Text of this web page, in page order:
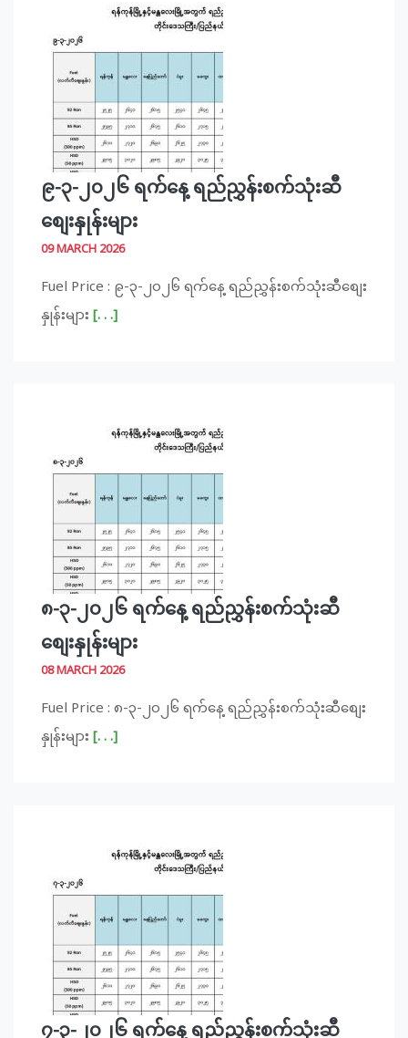
၉-၃-၂၀၂၆ ရက်နေ့ ရည်ညွှန်းစက်သုံးဆီ
စျေးနှုန်းများ
09 MARCH 2026
Fuel Price : ၉-၃-၂၀၂၆ ရက်နေ့ ရည်ညွှန်းစက်သုံးဆီစျေး
နှုန်းများ[. . .]
၈-၃-၂၀၂၆ ရက်နေ့ ရည်ညွှန်းစက်သုံးဆီ
စျေးနှုန်းများ
08 MARCH 2026
Fuel Price : ၈-၃-၂၀၂၆ ရက်နေ့ ရည်ညွှန်းစက်သုံးဆီစျေး
နှုန်းများ[. . .]